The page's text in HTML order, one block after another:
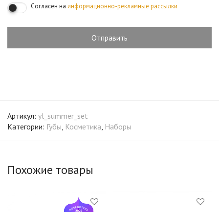
Согласен на информационно-рекламные рассылки
Артикул: yl_summer_set
Категории: Губы, Косметика, Наборы
Похожие товары